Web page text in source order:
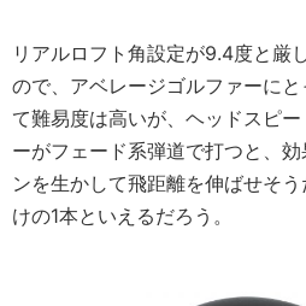
リアルロフト角設定が9.4度と厳
ので、アベレージゴルファーに
て難易度は高いが、ヘッドスピ
ーがフェード系弾道で打つと、
ンを生かして飛距離を伸ばせそ
けの1本といえるだろう。